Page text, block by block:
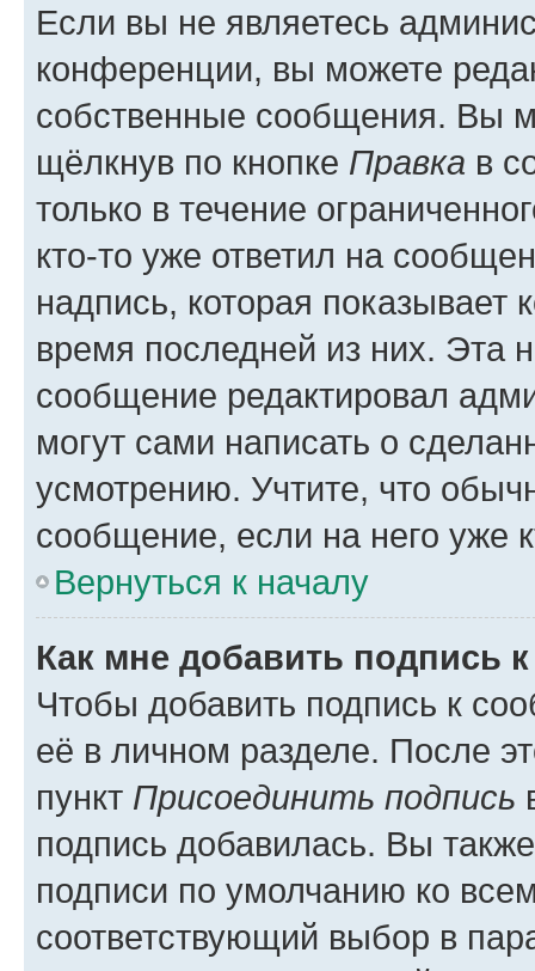
Если вы не являетесь
конференции, вы можете
собственные сообщения. Вы
щёлкнув по кнопке Правка в
только в течение
кто-то уже ответил на
надпись, которая показывает
время последней из них. Эта
сообщение редактировал
могут сами написать о
усмотрению. Учтите, что
сообщение, если на него уже
Вернуться к началу
Как мне добавить подпись
Чтобы добавить подпись к
её в личном разделе. После
пункт Присоединить подпись
подпись добавилась. Вы
подписи по умолчанию ко
соответствующий выбор в